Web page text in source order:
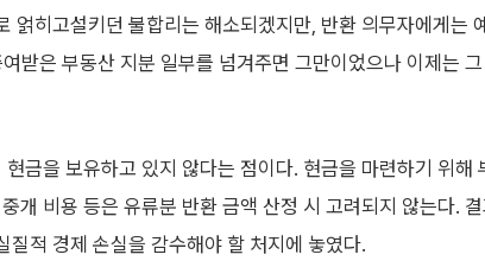
얽히고설키던 불합리는 해소되겠지만, 반환 의무자에게는
받은 부동산 지분 일부를 넘겨주면 그만이었으나 이제는
금을 보유하고 있지 않다는 점이다. 현금을 마련하기 위해
개 비용 등은 유류분 반환 금액 산정 시 고려되지 않는다.
질적 경제 손실을 감수해야 할 처지에 놓였다.